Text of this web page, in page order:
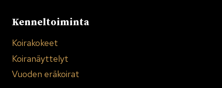
Kenneltoiminta
Koirakokeet
Koiranäyttelyt
Vuoden eräkoirat